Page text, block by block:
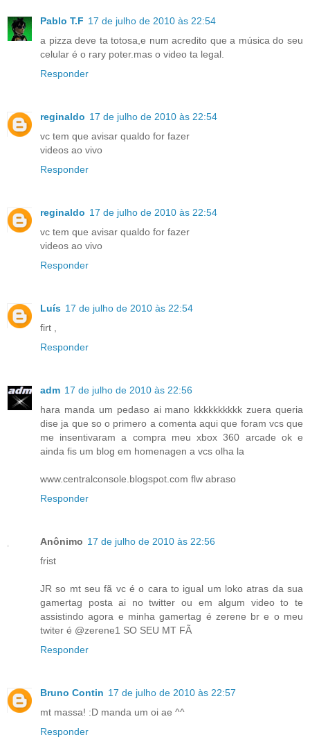
Pablo T.F 17 de julho de 2010 às 22:54
a pizza deve ta totosa,e num acredito que a música do seu
celular é o rary poter.mas o video ta legal.
Responder
reginaldo 17 de julho de 2010 às 22:54
vc tem que avisar qualdo for fazer
videos ao vivo
Responder
reginaldo 17 de julho de 2010 às 22:54
vc tem que avisar qualdo for fazer
videos ao vivo
Responder
Luís 17 de julho de 2010 às 22:54
firt ,
Responder
adm 17 de julho de 2010 às 22:56
hara manda um pedaso ai mano kkkkkkkkkk zuera queria
dise ja que so o primero a comenta aqui que foram vcs que
me insentivaram a compra meu xbox 360 arcade ok e
ainda fis um blog em homenagen a vcs olha la
www.centralconsole.blogspot.com flw abraso
Responder
Anônimo 17 de julho de 2010 às 22:56
frist
JR so mt seu fã vc é o cara to igual um loko atras da sua
gamertag posta ai no twitter ou em algum video to te
assistindo agora e minha gamertag é zerene br e o meu
twiter é @zerene1 SO SEU MT FÃ
Responder
Bruno Contin 17 de julho de 2010 às 22:57
mt massa! :D manda um oi ae ^^
Responder